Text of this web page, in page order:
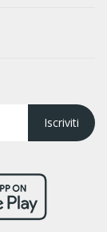
Iscriviti